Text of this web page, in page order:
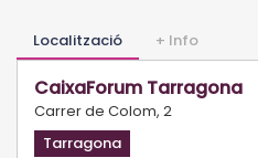
Localització + Info
CaixaForum Tarragona
Carrer de Colom, 2
Tarragona